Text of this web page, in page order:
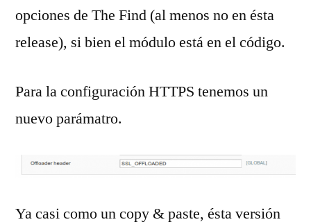
opciones de The Find (al menos no en ésta
release), si bien el módulo está en el código.
Para la configuración HTTPS tenemos un
nuevo parámatro.
Ya casi como un copy & paste, ésta versión